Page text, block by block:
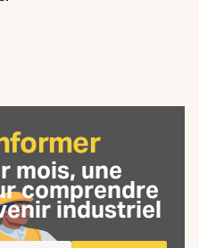
mois, une
comprendre
industriel